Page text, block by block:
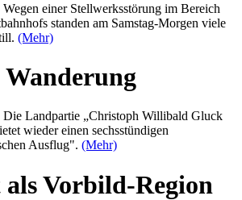
Wegen einer Stellwerksstörung im Bereich
standen am Samstag-Morgen viele
(Mehr)
Die Landpartie „Christoph Willibald Gluck
wieder einen sechsstündigen
Ausflug". (Mehr)
Vorbild-Region